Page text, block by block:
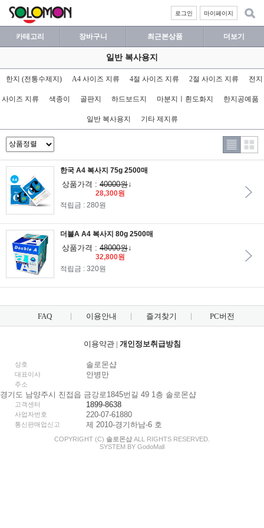
마이페이지
로그인
카테고리 장바구니 최근본상품 더보기
일반 복사용지
한지 (전통수제지) A4 사이즈 지류 4절 사이즈 지류 2절 사이즈 지류 전지
사이즈 지류 색종이 골판지 하드보드지 마분지ㅣ흰도화지 한지공예품
일반 복사용지 기타 제지류
한국 A4 복사지 75g 2500매
상품가격 : 40000원↓
28,300원
적립금 : 280원
더블A A4 복사지 80g 2500매
상품가격 : 48000원↓
32,800원
적립금 : 320원
FAQ 이용안내 즐겨찾기 PC버전
이용약관| 개인정보취급방침
상호 솔로몬샵
대표이사 안병만
주소
경기도 남양주시 진접읍 금강로1845번길 49 1층 솔로몬샵
고객센터 1899-8638
사업자번호 220-07-61880
통신판매업신고 제 2010-경기하남-6 호
COPYRIGHT (C) 솔로몬샵 ALL RIGHTS RESERVED.
SYSTEM BY GodoMall